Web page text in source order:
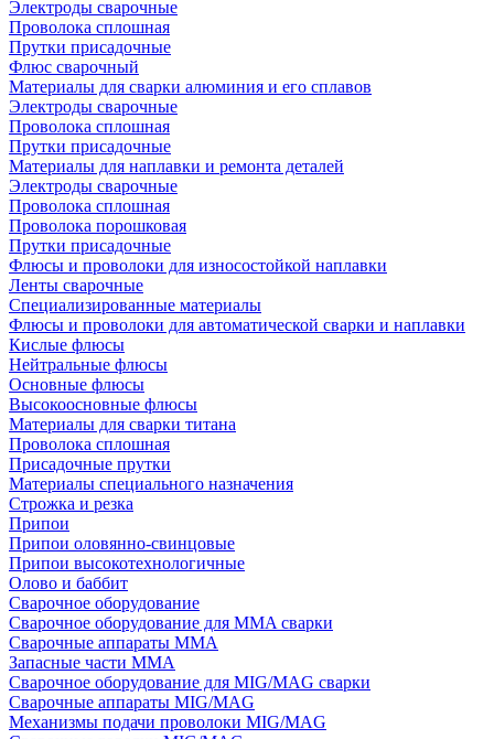
Электроды сварочные
Проволока сплошная
Прутки присадочные
Флюс сварочный
Материалы для сварки алюминия и его сплавов
Электроды сварочные
Проволока сплошная
Прутки присадочные
Материалы для наплавки и ремонта деталей
Электроды сварочные
Проволока сплошная
Проволока порошковая
Прутки присадочные
Флюсы и проволоки для износостойкой наплавки
Ленты сварочные
Специализированные материалы
Флюсы и проволоки для автоматической сварки и наплавки
Кислые флюсы
Нейтральные флюсы
Основные флюсы
Высокоосновные флюсы
Материалы для сварки титана
Проволока сплошная
Присадочные прутки
Материалы специального назначения
Строжка и резка
Припои
Припои оловянно-свинцовые
Припои высокотехнологичные
Олово и баббит
Сварочное оборудование
Сварочное оборудование для MMA сварки
Сварочные аппараты MMA
Запасные части MMA
Сварочное оборудование для MIG/MAG сварки
Сварочные аппараты MIG/MAG
Механизмы подачи проволоки MIG/MAG